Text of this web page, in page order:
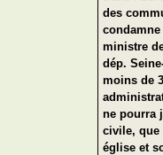
des
ministre
dép.
moins de
ne pourra
civile, que
église et